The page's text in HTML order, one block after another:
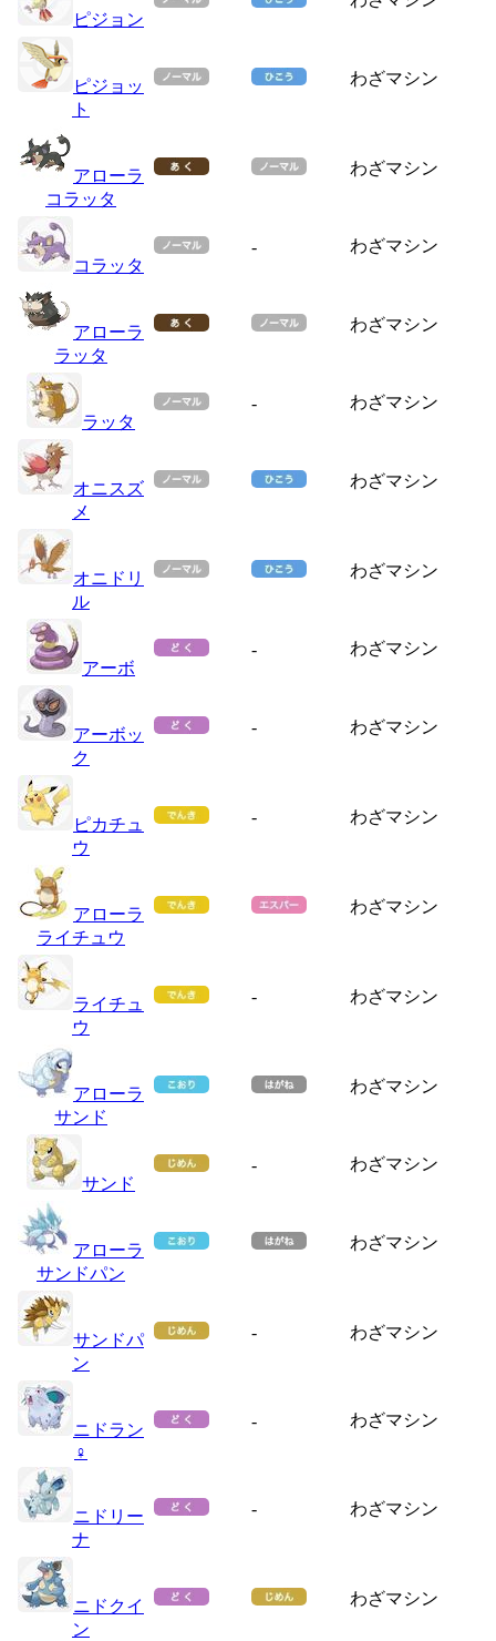
ピジョン
ピジョッ
ト
わざマシン
アローラ
コラッタ
わざマシン
コラッタ
- わざマシン
アローラ
ラッタ
わざマシン
ラッタ
- わざマシン
オニスズ
メ
わざマシン
オニドリ
ル
わざマシン
アーボ
- わざマシン
アーボッ
ク
- わざマシン
ピカチュ
ウ
- わざマシン
アローラ
ライチュウ
わざマシン
ライチュ
ウ
- わざマシン
アローラ
サンド
わざマシン
サンド
- わざマシン
アローラ
サンドパン
わざマシン
サンドパ
ン
- わざマシン
ニドラン
♀
- わざマシン
ニドリー
ナ
- わざマシン
ニドクイ
ン
わざマシン